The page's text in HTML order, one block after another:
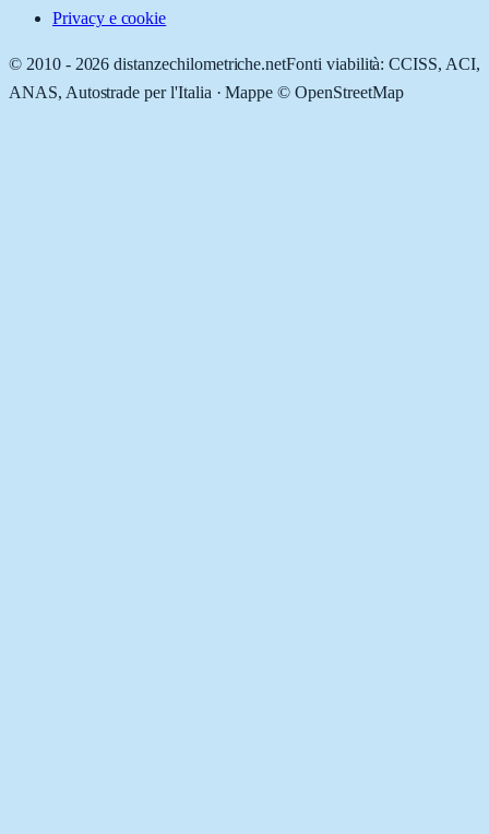
Privacy e cookie
© 2010 - 2026 distanzechilometriche.netFonti viabilità: CCISS, ACI,
ANAS, Autostrade per l'Italia · Mappe © OpenStreetMap